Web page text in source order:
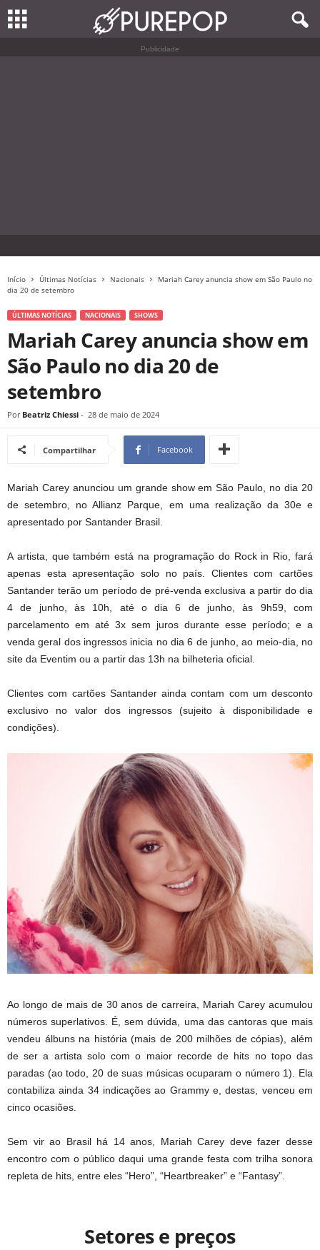
Publicidade
Início Últimas Notícias Nacionais
Mariah Carey anuncia show em São Paulo no
dia 20 de setembro
ÚLTIMAS NOTÍCIAS NACIONAIS SHOWS
Mariah Carey anuncia show em
São Paulo no dia 20 de
setembro
Por Beatriz Chiessi - 28 de maio de 2024
Compartilhar Facebook
Mariah Carey anunciou um grande show em São Paulo, no dia 20
de setembro, no Allianz Parque, em uma realização da 30e e
apresentado por Santander Brasil.
A artista, que também está na programação do Rock in Rio, fará
apenas esta apresentação solo no país. Clientes com cartões
Santander terão um período de pré-venda exclusiva a partir do dia
4 de junho, às 10h, até o dia 6 de junho, às 9h59, com
parcelamento em até 3x sem juros durante esse período; e a
venda geral dos ingressos inicia no dia 6 de junho, ao meio-dia, no
site da Eventim ou a partir das 13h na bilheteria oficial.
Clientes com cartões Santander ainda contam com um desconto
exclusivo no valor dos ingressos (sujeito à disponibilidade e
condições).
Ao longo de mais de 30 anos de carreira, Mariah Carey acumulou
números superlativos. É, sem dúvida, uma das cantoras que mais
vendeu álbuns na história (mais de 200 milhões de cópias), além
de ser a artista solo com o maior recorde de hits no topo das
paradas (ao todo, 20 de suas músicas ocuparam o número 1). Ela
contabiliza ainda 34 indicações ao Grammy e, destas, venceu em
cinco ocasiões.
Sem vir ao Brasil há 14 anos, Mariah Carey deve fazer desse
encontro com o público daqui uma grande festa com trilha sonora
repleta de hits, entre eles “Hero”, “Heartbreaker” e “Fantasy”.
Setores e preços